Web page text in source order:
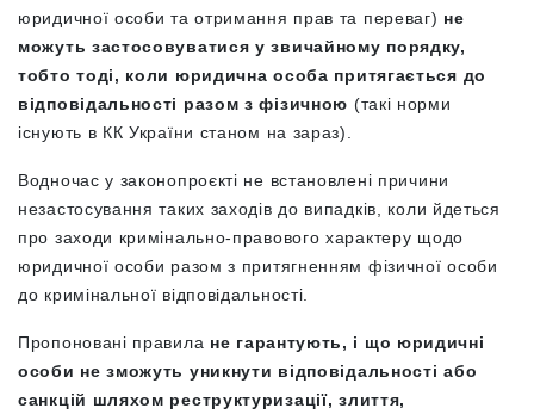
юридичної особи та отримання прав та переваг) не
можуть застосовуватися у звичайному порядку,
тобто тоді, коли юридична особа притягається до
відповідальності разом з фізичною (такі норми
існують в КК України станом на зараз).
Водночас у законопроєкті не встановлені причини
незастосування таких заходів до випадків, коли йдеться
про заходи кримінально-правового характеру щодо
юридичної особи разом з притягненням фізичної особи
до кримінальної відповідальності.
Пропоновані правила не гарантують, і що юридичні
особи не зможуть уникнути відповідальності або
санкцій шляхом реструктуризації, злиття,